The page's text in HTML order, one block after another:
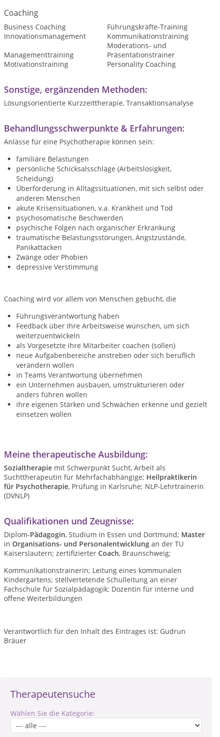
Therapeutensuche
Wählen Sie die Kategorie:
Coaching
Business Coaching
Führungskräfte-Training
Innovationsmanagement
Kommunikationstraining
Managementtraining
Moderations- und
Präsentationstrainer
Motivationstraining
Personality Coaching
Sonstige, ergänzenden Methoden:
Lösungsorientierte Kurzzeittherapie, Transaktionsanalyse
Behandlungsschwerpunkte & Erfahrungen:
Anlässe für eine Psychotherapie können sein:
familiäre Belastungen
persönliche Schicksalsschläge (Arbeitslosigkeit,
Scheidung)
Überforderung in Alltagssituationen, mit sich selbst oder
anderen Menschen
akute Krisensituationen, v.a. Krankheit und Tod
psychosomatische Beschwerden
psychische Folgen nach organischer Erkrankung
traumatische Belastungsstörungen, Angstzustände,
Panikattacken
Zwänge oder Phobien
depressive Verstimmung
Coaching wird vor allem von Menschen gebucht, die
Führungsverantwortung haben
Feedback über Ihre Arbeitsweise wünschen, um sich
weiterzuentwickeln
als Vorgesetzte ihre Mitarbeiter coachen (sollen)
neue Aufgabenbereiche anstreben oder sich beruflich
verändern wollen
in Teams Verantwortung übernehmen
ein Unternehmen ausbauen, umstrukturieren oder
anders führen wollen
ihre eigenen Stärken und Schwächen erkenne und gezielt
einsetzen wollen
Meine therapeutische Ausbildung:
Sozialtherapie mit Schwerpunkt Sucht, Arbeit als
Suchttherapeutin für Mehrfachabhängige; Heilpraktikerin
für Psychotherapie, Prüfung in Karlsruhe; NLP-Lehrtrainerin
(DVNLP)
Qualifikationen und Zeugnisse:
Diplom-Pädagogin, Studium in Essen und Dortmund; Master
in Organisations- und Personalentwicklung an der TU
Kaiserslautern; zertifizierter Coach, Braunschweig;
Kommunikationstrainerin; Leitung eines kommunalen
Kindergartens; stellvertetende Schulleitung an einer
Fachschule für Sozialpädagogik; Dozentin für interne und
offene Weiterbildungen
Verantwortlich für den Inhalt des Eintrages ist: Gudrun
Bräuer